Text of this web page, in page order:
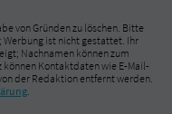
von Gründen zu löschen. Bitte
ist nicht gestattet. Ihr
Nachnamen können zum
können Kontaktdaten wie E-Mail-
der Redaktion entfernt werden.
.